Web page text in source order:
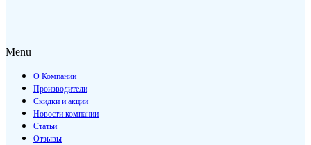
Menu
О Компании
Производители
Скидки и акции
Новости компании
Статьи
Отзывы